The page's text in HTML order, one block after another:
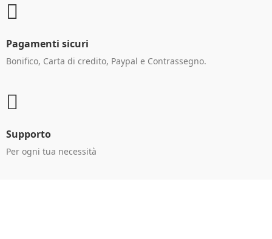
Pagamenti sicuri
Bonifico, Carta di credito, Paypal e Contrassegno.
Supporto
Per ogni tua necessità